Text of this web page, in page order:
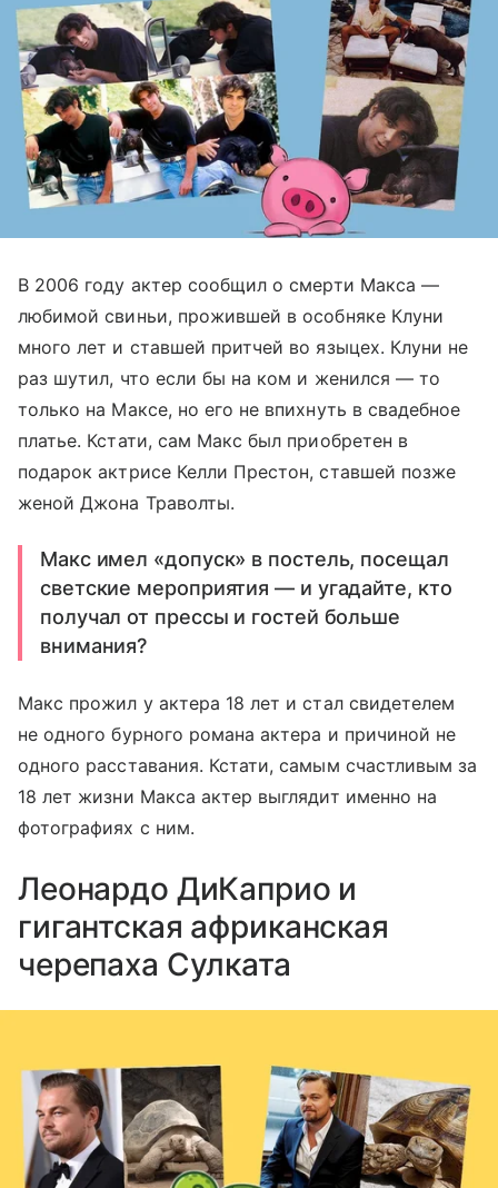
В 2006 году актер сообщил о смерти Макса —
любимой свиньи, прожившей в особняке Клуни
много лет и ставшей притчей во языцех. Клуни не
раз шутил, что если бы на ком и женился — то
только на Максе, но его не впихнуть в свадебное
платье. Кстати, сам Макс был приобретен в
подарок актрисе Келли Престон, ставшей позже
женой Джона Траволты.
Макс имел «допуск» в постель, посещал
светские мероприятия — и угадайте, кто
получал от прессы и гостей больше
внимания?
Макс прожил у актера 18 лет и стал свидетелем
не одного бурного романа актера и причиной не
одного расставания. Кстати, самым счастливым за
18 лет жизни Макса актер выглядит именно на
фотографиях с ним.
Леонардо ДиКаприо и
гигантская африканская
черепаха Сулката